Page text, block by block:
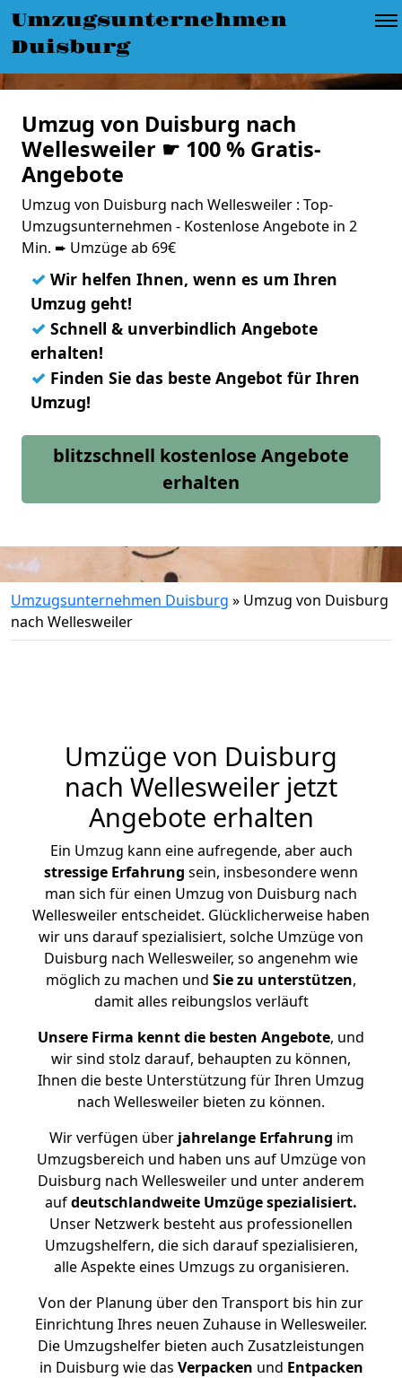
Umzugsunternehmen
Duisburg
Umzug von Duisburg nach
Wellesweiler ☛ 100 % Gratis-
Angebote
Umzug von Duisburg nach Wellesweiler : Top-
Umzugsunternehmen - Kostenlose Angebote in 2
Min. ➨ Umzüge ab 69€
✓ Wir helfen Ihnen, wenn es um Ihren
Umzug geht!
✓ Schnell & unverbindlich Angebote
erhalten!
✓ Finden Sie das beste Angebot für Ihren
Umzug!
blitzschnell kostenlose Angebote
erhalten
Umzugsunternehmen Duisburg » Umzug von Duisburg
nach Wellesweiler
Umzüge von Duisburg
nach Wellesweiler jetzt
Angebote erhalten
Ein Umzug kann eine aufregende, aber auch
stressige Erfahrung sein, insbesondere wenn
man sich für einen Umzug von Duisburg nach
Wellesweiler entscheidet. Glücklicherweise haben
wir uns darauf spezialisiert, solche Umzüge von
Duisburg nach Wellesweiler, so angenehm wie
möglich zu machen und Sie zu unterstützen,
damit alles reibungslos verläuft
Unsere Firma kennt die besten Angebote, und
wir sind stolz darauf, behaupten zu können,
Ihnen die beste Unterstützung für Ihren Umzug
nach Wellesweiler bieten zu können.
Wir verfügen überjahrelange Erfahrung im
Umzugsbereich und haben uns auf Umzüge von
Duisburg nach Wellesweiler und unter anderem
aufdeutschlandweite Umzüge spezialisiert.
Unser Netzwerk besteht aus professionellen
Umzugshelfern, die sich darauf spezialisieren,
alle Aspekte eines Umzugs zu organisieren.
Von der Planung über den Transport bis hin zur
Einrichtung Ihres neuen Zuhause in Wellesweiler.
Die Umzugshelfer bieten auch Zusatzleistungen
in Duisburg wie das Verpacken und Entpacken